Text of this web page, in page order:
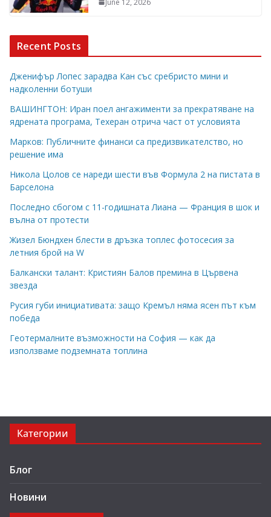
Recent Posts
Дженифър Лопес зарадва Кан със сребристо мини и
надколенни ботуши
ВАШИНГТОН: Иран поел ангажименти за прекратяване на
ядрената програма, Техеран отрича част от условията
Марков: Публичните финанси са предизвикателство, но
решение има
Никола Цолов се нареди шести във Формула 2 на пистата в
Барселона
Последно сбогом с 11-годишната Лиана — Франция в шок и
вълна от протести
Жизел Бюндхен блести в дръзка топлес фотосесия за
летния брой на W
Балкански талант: Кристиян Балов премина в Цървена
звезда
Русия губи инициативата: защо Кремъл няма ясен път към
победа
Геотермалните възможности на София — как да
използваме подземната топлина
Категории
Блог
Новини